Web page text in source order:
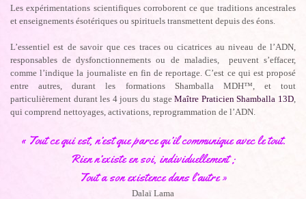
Les expérimentations scientifiques corroborent ce que traditions ancestrales
et enseignements ésotériques ou spirituels transmettent depuis des éons.
L’essentiel est de savoir que ces traces ou cicatrices au niveau de l’ADN,
responsables de dysfonctionnements ou de maladies, peuvent s’effacer,
comme l’indique la journaliste en fin de reportage. C’est ce qui est proposé
entre autres, durant les formations Shamballa MDH™, et tout
particulièrement durant les 4 jours du stageMaître Praticien Shamballa 13D
qui comprend nettoyages, activations, reprogrammation de l’ADN.
« Tout ce qui est, n’est que parce qu’il communique avec le tout.
Rien n’existe en soi, individuellement ;
Tout a son existence dans l’autre »
Dalaï Lama